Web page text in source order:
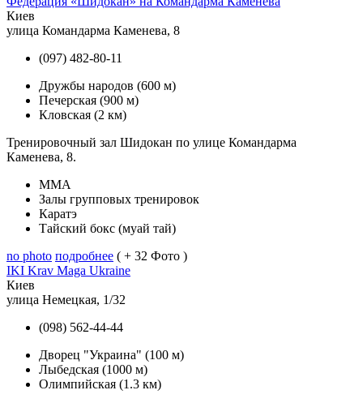
Киев
улица Командарма Каменева, 8
(097) 482-80-11
Дружбы народов (600 м)
Печерская (900 м)
Кловская (2 км)
Тренировочный зал Шидокан по улице Командарма
Каменева, 8.
MMA
Залы групповых тренировок
Каратэ
Тайский бокс (муай тай)
no photo подробнее ( + 32 Фото )
IKI Krav Maga Ukraine
Киев
улица Немецкая, 1/32
(098) 562-44-44
Дворец "Украина" (100 м)
Лыбедская (1000 м)
Олимпийская (1.3 км)